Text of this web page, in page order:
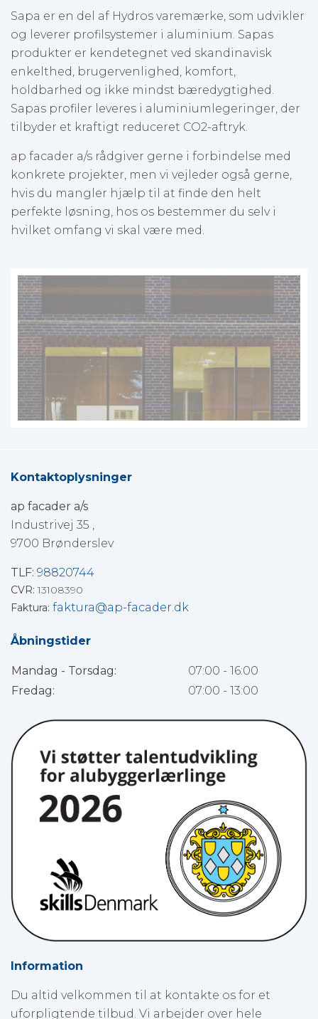
Sapa er en del af Hydros varemærke, som udvikler
og leverer profilsystemer i aluminium. Sapas
produkter er kendetegnet ved skandinavisk
enkelthed, brugervenlighed, komfort,
holdbarhed og ikke mindst bæredygtighed.
Sapas profiler leveres i aluminiumlegeringer, der
tilbyder et kraftigt reduceret CO2-aftryk.
ap facader a/s rådgiver gerne i forbindelse med
konkrete projekter, men vi vejleder også gerne,
hvis du mangler hjælp til at finde den helt
perfekte løsning, hos os bestemmer du selv i
hvilket omfang vi skal være med.
Kontaktoplysninger
ap facader a/s
Industrivej 35 ,
9700 Brønderslev
TLF: 98820744
CVR: 13108390
Faktura: faktura@ap-facader.dk
Åbningstider
Mandag - Torsdag:
07:00 - 16:00
Fredag:
07:00 - 13:00
Information
Du altid velkommen til at kontakte os for et
uforpligtende tilbud. Vi arbejder over hele